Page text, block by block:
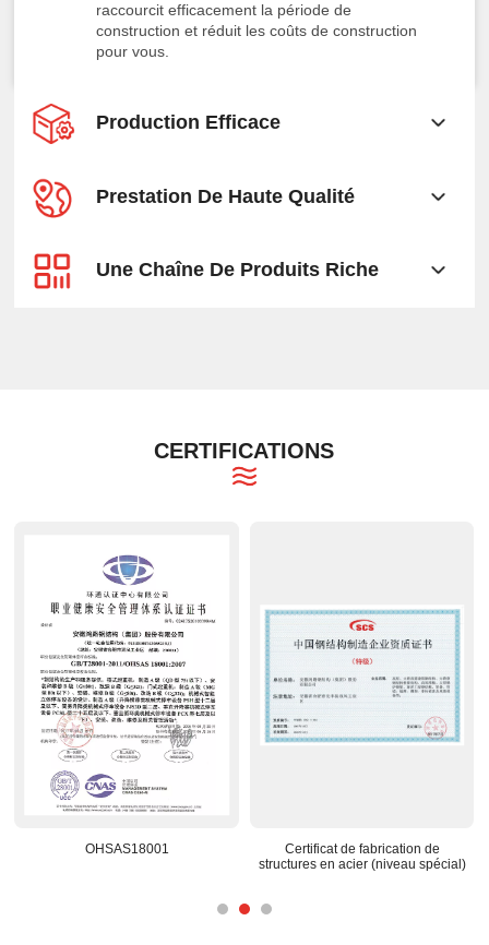
raccourcit efficacement la période de
construction et réduit les coûts de construction
pour vous.
Production Efficace
Prestation De Haute Qualité
Une Chaîne De Produits Riche
CERTIFICATIONS
OHSAS18001
Certificat de fabrication de
structures en acier (niveau spécial)
Centre